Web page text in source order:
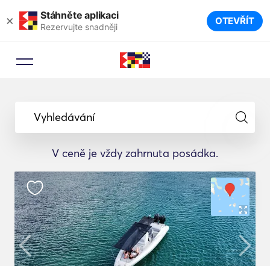
× Stáhněte aplikaci
Rezervujte snadněji OTEVŘÍT
Vyhledávání
V ceně je vždy zahrnuta posádka.